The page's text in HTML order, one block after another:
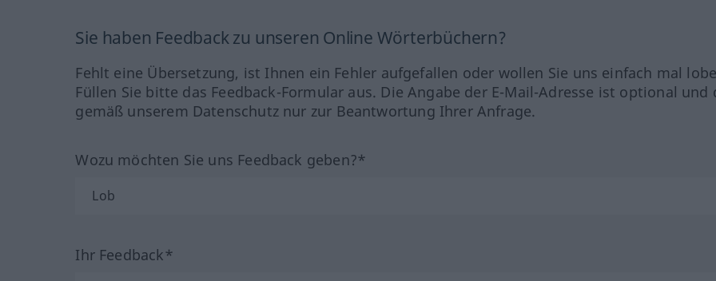
Sie haben Feedback zu unseren Online Wörterbüchern?
Fehlt eine Übersetzung, ist Ihnen ein Fehler aufgefallen oder wollen Sie uns einfach mal
Füllen Sie bitte das Feedback-Formular aus. Die Angabe der E-Mail-Adresse ist optional und
gemäß unserem Datenschutz nur zur Beantwortung Ihrer Anfrage.
Wozu möchten Sie uns Feedback geben?*
Ihr Feedback*